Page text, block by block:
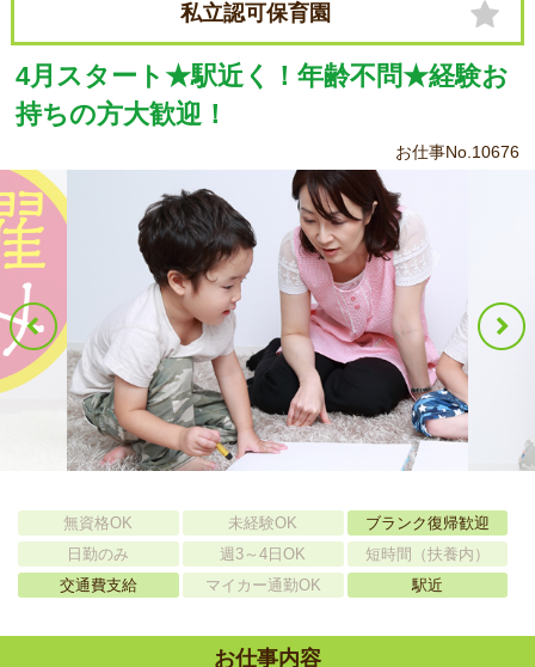
私立認可保育園
4月スタート★駅近く！年齢不問★経験お
持ちの方大歓迎！
お仕事No.10676
無資格OK 未経験OK
ブランク復帰歓迎
日勤のみ
週3～4日OK
短時間（扶養内）
交通費支給
マイカー通勤OK 駅近
お仕事内容